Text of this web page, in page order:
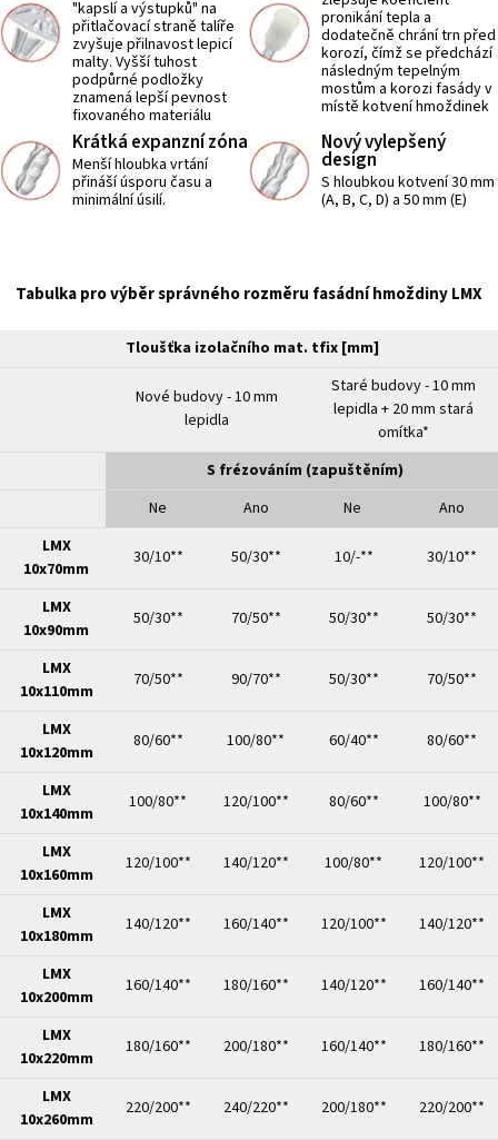
"kapslí a výstupků" na
přitlačovací straně talíře
zvyšuje přilnavost lepicí
malty. Vyšší tuhost
podpůrné podložky
znamená lepší pevnost
fixovaného materiálu
pronikání tepla a
dodatečně chrání trn před
korozí, čímž se předchází
následným tepelným
mostům a korozi fasády v
místě kotvení hmoždinek
Krátká expanzní zóna
Menší hloubka vrtání
přináší úsporu času a
minimální úsilí.
Nový vylepšený
design
S hloubkou kotvení 30 mm
(A, B, C, D) a 50 mm (E)
Tabulka pro výběr správného rozměru fasádní hmoždiny LMX
Tloušťka izolačního mat. tfix [mm]
Nové budovy - 10 mm
lepidla
Staré budovy - 10 mm
lepidla + 20 mm stará
omítka*
S frézováním (zapuštěním)
Ne
Ano Ne
Ano
LMX
10x70mm
30/10** 50/30** 10/-** 30/10**
LMX
10x90mm
50/30** 70/50** 50/30** 50/30**
LMX
10x110mm
70/50** 90/70** 50/30** 70/50**
LMX
10x120mm
80/60** 100/80** 60/40** 80/60**
LMX
10x140mm
100/80** 120/100** 80/60** 100/80**
LMX
10x160mm
120/100** 140/120** 100/80** 120/100**
LMX
10x180mm
140/120** 160/140** 120/100** 140/120**
LMX
10x200mm
160/140** 180/160** 140/120** 160/140**
LMX
10x220mm
180/160** 200/180** 160/140** 180/160**
LMX
10x260mm
220/200** 240/220** 200/180** 220/200**